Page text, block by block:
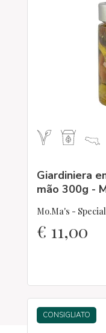
Giardiniera
mão 300g -
Mo.Ma's -
€ 11,00
CONSIGLIATO